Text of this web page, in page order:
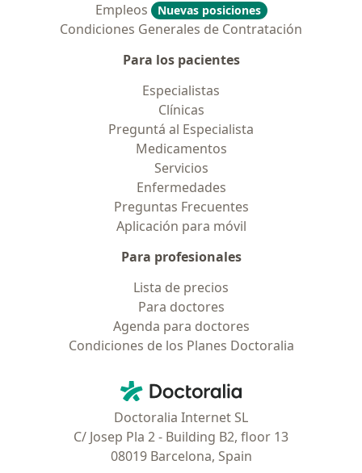
Empleos
Nuevas posiciones
Condiciones Generales de Contratación
Para los pacientes
Especialistas
Clínicas
Preguntá al Especialista
Medicamentos
Servicios
Enfermedades
Preguntas Frecuentes
Aplicación para móvil
Para profesionales
Lista de precios
Para doctores
Agenda para doctores
Condiciones de los Planes Doctoralia
Doctoralia - Página de inicio
Doctoralia Internet SL
C/ Josep Pla 2 - Building B2, floor 13
08019 Barcelona, Spain